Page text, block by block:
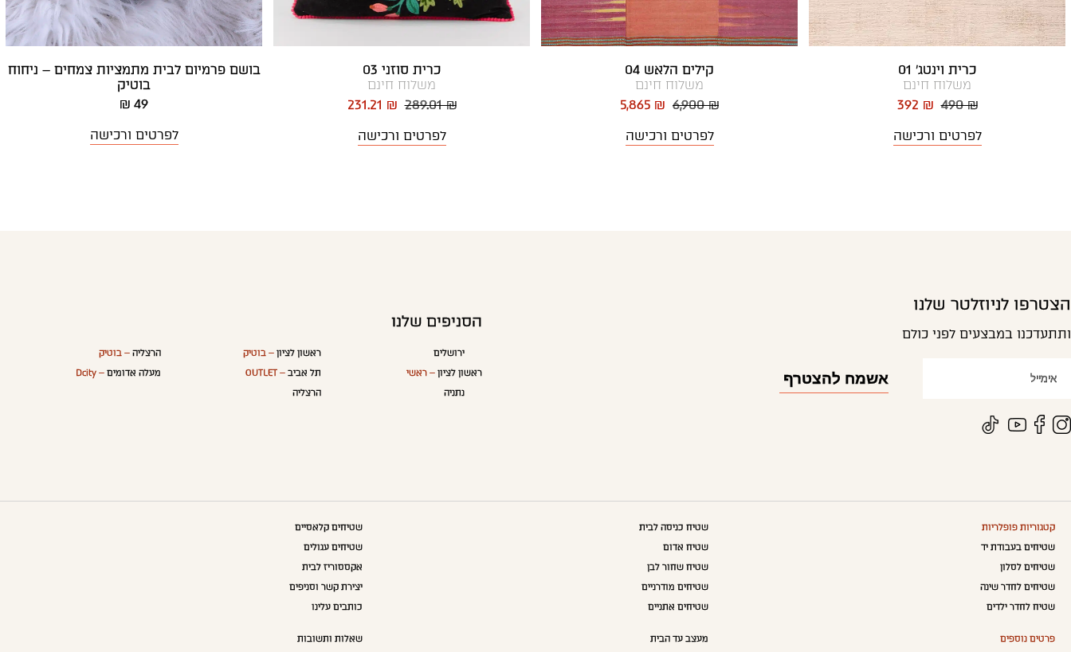
כרית וינטג' 01
משלוח חינם
490 ₪
392 ₪
לפרטים ורכישה
קילים הלאש 04
משלוח חינם
6,900 ₪
5,865 ₪
לפרטים ורכישה
כרית סוזני 03
משלוח חינם
289.01 ₪
231.21 ₪
לפרטים ורכישה
בושם פרמיום לבית מתמציות צמחים – ניחוח
בוטיק
49 ₪
לפרטים ורכישה
הצטרפו לניוזלטר שלנו
ותתעדכנו במבצעים לפני כולם
הסניפים שלנו
ירושלים
ראשון לציון – ראשי
נתניה
ראשון לציון– בוטיק
תל אביב– OUTLET
הרצליה
הרצליה– בוטיק
מעלה אדומים – Dcity
קטגוריות פופלריות
שטיחים בעבודת יד
שטיחים לסלון
שטיחים לחדר שינה
שטיח לחדר ילדים
שטיח כניסה לבית
שטיח אדום
שטיח שחור לבן
שטיחים מודרניים
שטיחים אתניים
שטיחים קלאסיים
שטיחים עגולים
אקססוריז לבית
יצירת קשר וסניפים
כותבים עלינו
פרטים נוספים מעצב עד הבית שאלות ותשובות